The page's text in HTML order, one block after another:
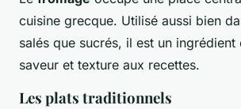
cuisine grecque. Utilisé aussi bien
salés que sucrés, il est un
saveur et texture aux recettes.
Les plats traditionnels